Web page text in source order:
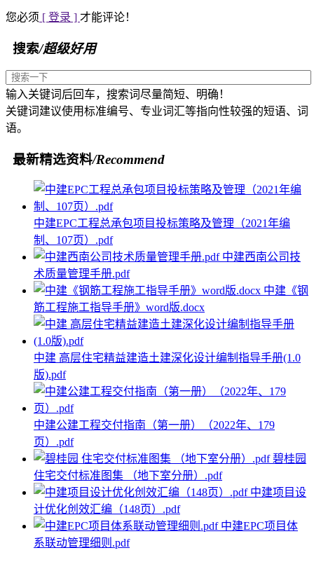
您必须 [ 登录 ] 才能评论！
搜索/超级好用
输入关键词后回车，搜索词尽量简短、明确！
关键词建议使用标准编号、专业词汇等指向性较强的短语、词
语。
最新精选资料/Recommend
中建EPC工程总承包项目投标策略及管理（2021年编
制、107页）.pdf
中建西南公司技
术质量管理手册.pdf
中建《钢
筋工程施工指导手册》word版.docx
中建 高层住宅精益建造土建深化设计编制指导手册(1.0
版).pdf
中建公建工程交付指南（第一册）（2022年、179
页）.pdf
碧桂园
住宅交付标准图集 （地下室分册）.pdf
中建项目设
计优化创效汇编（148页）.pdf
中建EPC项目体
系联动管理细则.pdf